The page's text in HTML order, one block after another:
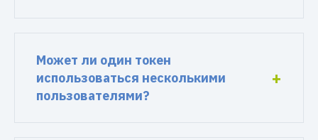
Может ли один токен
использоваться несколькими
пользователями?